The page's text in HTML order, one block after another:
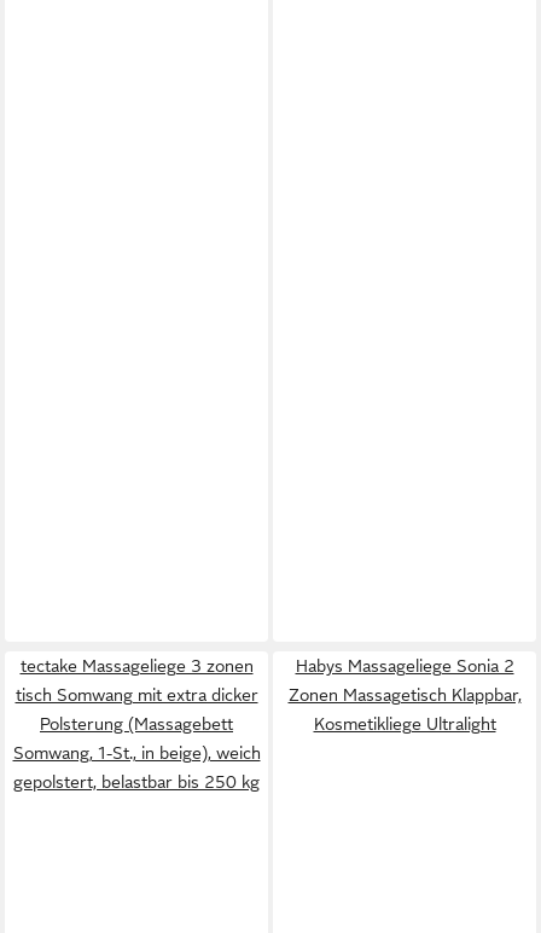
tectake Massageliege 3 zonen
tisch Somwang mit extra dicker
Polsterung (Massagebett
Somwang, 1-St., in beige), weich
gepolstert, belastbar bis 250 kg
Habys Massageliege Sonia 2
Zonen Massagetisch Klappbar,
Kosmetikliege Ultralight